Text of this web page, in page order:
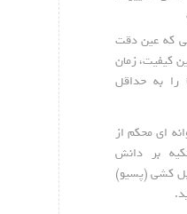
که عین دقت
کیفیت، زمان
را به حداقل
ای محکم از
بر دانش
کشی (پسیو)